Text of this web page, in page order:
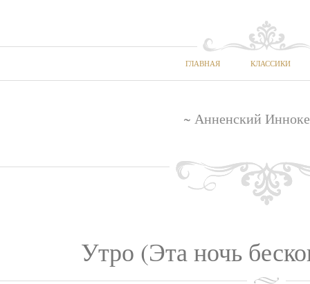
ГЛАВНАЯ КЛАССИКИ
~ Анненский
Утро (Эта ночь